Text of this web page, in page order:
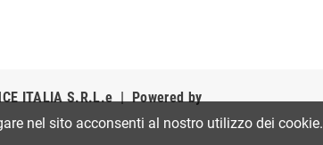
ITALIA S.R.L.e| Powered by
nel sito acconsenti al nostro utilizzo dei cookie.